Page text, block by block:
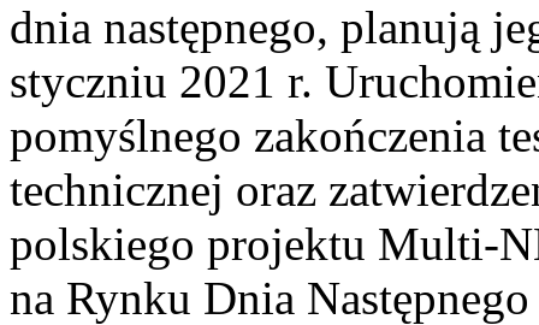
dnia następnego, planują
styczniu 2021 r.
pomyślnego zakończenia
technicznej oraz
polskiego projektu Multi-
na Rynku Dnia